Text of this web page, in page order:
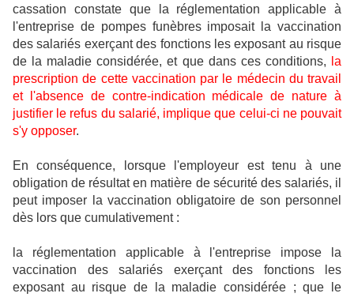
cassation constate que la réglementation applicable à
l'entreprise de pompes funèbres imposait la vaccination
des salariés exerçant des fonctions les exposant au risque
de la maladie considérée, et que dans ces conditions,
la
prescription de cette vaccination par le médecin du travail
et l'absence de contre-indication médicale de nature à
justifier le refus du salarié, implique que celui-ci ne pouvait
s'y opposer.
En conséquence, lorsque l'employeur est tenu à une
obligation de résultat en matière de sécurité des salariés, il
peut imposer la vaccination obligatoire de son personnel
dès lors que cumulativement :
la réglementation applicable à l'entreprise impose la
vaccination des salariés exerçant des fonctions les
exposant au risque de la maladie considérée ; que le